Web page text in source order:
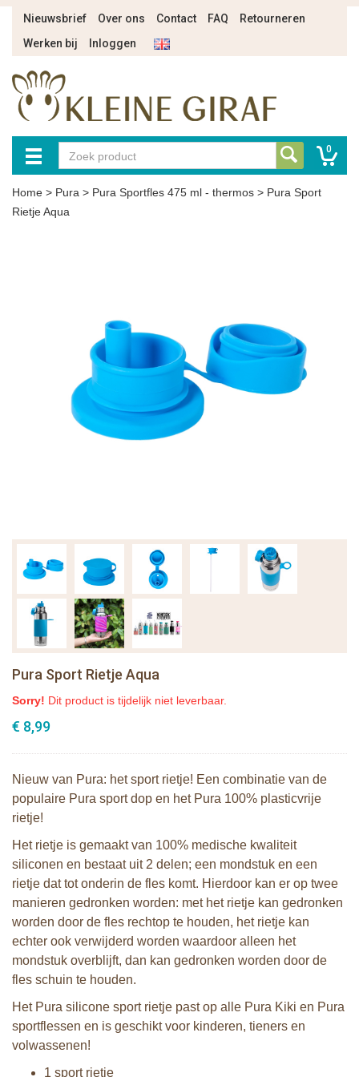
Nieuwsbrief Over ons Contact FAQ
Retourneren
Werken bij
Inloggen
0
Home > Pura > Pura Sportfles 475 ml - thermos > Pura Sport
Rietje Aqua
Pura Sport Rietje Aqua
Sorry! Dit product is tijdelijk niet leverbaar.
€ 8,99
Nieuw van Pura: het sport rietje! Een combinatie van de
populaire Pura sport dop en het Pura 100% plasticvrije
rietje!
Het rietje is gemaakt van 100% medische kwaliteit
siliconen en bestaat uit 2 delen; een mondstuk en een
rietje dat tot onderin de fles komt. Hierdoor kan er op twee
manieren gedronken worden: met het rietje kan gedronken
worden door de fles rechtop te houden, het rietje kan
echter ook verwijderd worden waardoor alleen het
mondstuk overblijft, dan kan gedronken worden door de
fles schuin te houden.
Het Pura silicone sport rietje past op alle Pura Kiki en Pura
sportflessen en is geschikt voor kinderen, tieners en
volwassenen!
1 sport rietje